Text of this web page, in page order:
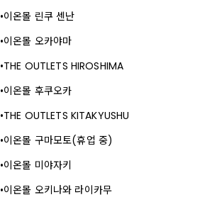
이온몰 린쿠 센난
이온몰 오카야마
THE OUTLETS HIROSHIMA
이온몰 후쿠오카
THE OUTLETS KITAKYUSHU
이온몰 구마모토(휴업 중)
이온몰 미야자키
이온몰 오키나와 라이카무